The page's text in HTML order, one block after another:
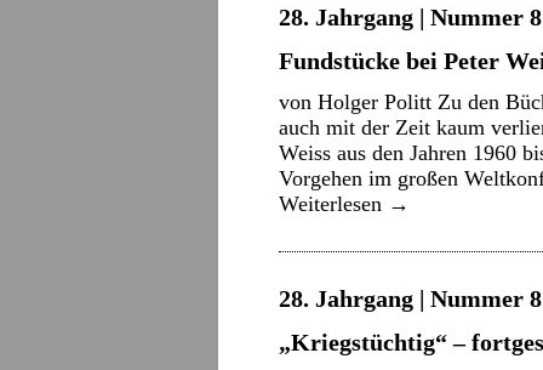
28. Jahrgang | Nummer
Fundstücke bei Peter
von Holger Politt Zu den
auch mit der Zeit kaum
Weiss aus den Jahren 1960
Vorgehen im großen
Weiterlesen →
28. Jahrgang | Nummer
„Kriegstüchtig“ –